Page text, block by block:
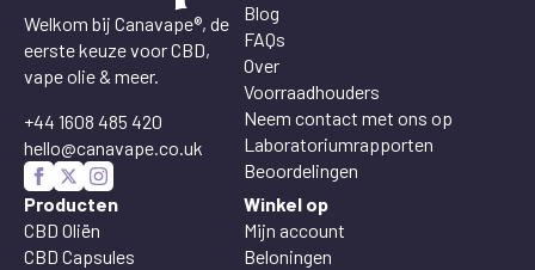
Welkom bij Canavape®, de
eerste keuze voor CBD,
vape olie & meer.
+44 1608 485 420
hello@canavape.co.uk
Blog
FAQs
Over
Voorraadhouders
Neem contact met ons op
Laboratoriumrapporten
Beoordelingen
Producten
CBD Oliën
CBD Capsules
Winkel op
Mijn account
Beloningen